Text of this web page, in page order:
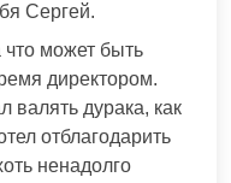
Сергей.
может быть
директором.
дурака, как
отблагодарить
ненадолго